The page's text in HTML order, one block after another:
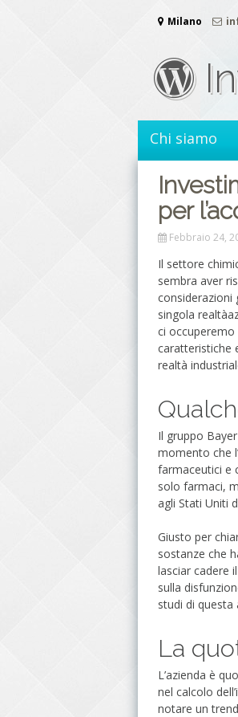
Milano
Chi siamo
per
Febbraio 24,
Il settore
sembra aver
considerazioni
singola
ci
caratteristiche
realtà
Il gruppo
momento che
farmaceutici e
solo farmaci,
agli Stati Uniti
Giusto per
sostanze che
lasciar cadere
sulla
studi di questa
La
L’azienda è
nel calcolo
notare un